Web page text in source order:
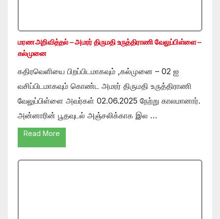
மரண அறிவித்தல் – அமரர் திருமதி உருத்திராணி வேலுப்பிள்ளை –
கல்முனை
கதிரவெளியை பிறப்பிடமாகவும் ,கல்முனை – 02 ஐ
வசிப்பிடமாகவும் கொண்ட அமரர் திருமதி உருத்திராணி
வேலுப்பிள்ளை அவர்கள் 02.06.2025 நேற்று காலமானார்.
அன்னாரின் பூதவுடல் அஞ்சலிக்காக இல …
Read More